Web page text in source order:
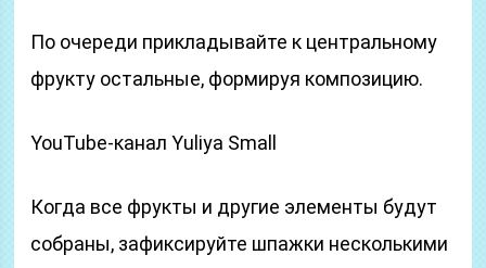
По очереди прикладывайте к центральному
фрукту остальные, формируя композицию.
YouTube-канал Yuliya Small
Когда все фрукты и другие элементы будут
собраны, зафиксируйте шпажки несколькими